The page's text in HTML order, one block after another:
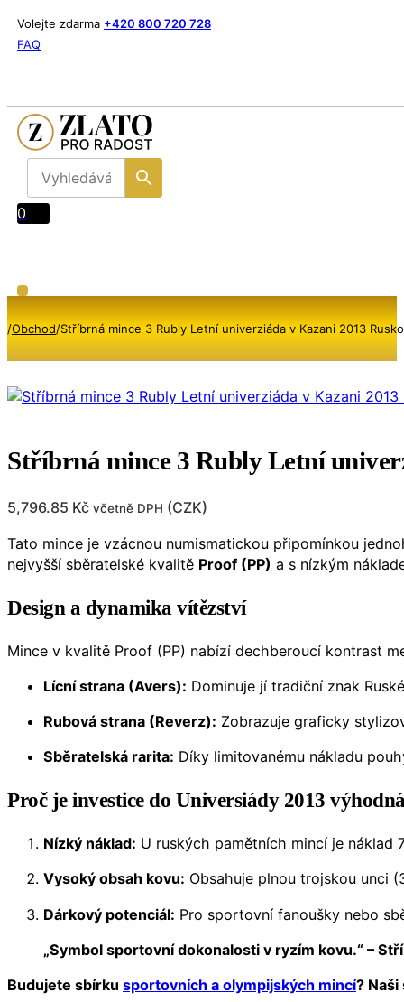
Volejte zdarma +420 800 720 728
FAQ
0
/Obchod/Stříbrná mince 3 Rubly Letní univerziáda v Kazani 2013
Stříbrná mince 3 Rubly Letní
5,796.85 Kč včetně DPH (CZK)
Tato mince je vzácnou numismatickou připomínkou
nejvyšší sběratelské kvalitě Proof (PP) a s nízkým
Design a dynamika vítězství
Mince v kvalitě Proof (PP) nabízí dechberoucí kontrast
Lícní strana (Avers): Dominuje jí tradiční znak
Rubová strana (Reverz): Zobrazuje graficky
Sběratelská rarita: Díky limitovanému nákladu
Proč je investice do Universiády 2013
Nízký náklad: U ruských pamětních mincí je
Vysoký obsah kovu: Obsahuje plnou trojskou unci
Dárkový potenciál: Pro sportovní fanoušky nebo
„Symbol sportovní dokonalosti v ryzím kovu.“ –
Budujete sbírku sportovních a olympijských mincí?